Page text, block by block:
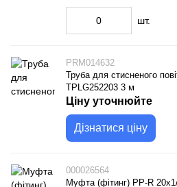
шт.
PRM014632
Труба для стисненого
TPLG252203 3 м
Ціну уточнюйте
Дізнатися ціну
000026564
Муфта (фітинг) PP-R